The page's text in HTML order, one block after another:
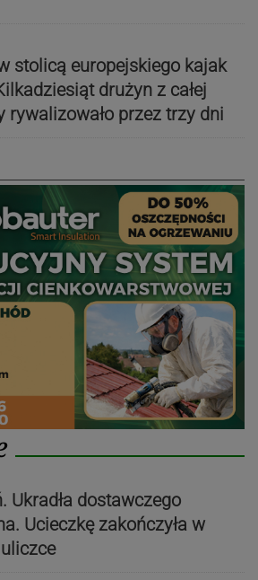
stolicą europejskiego kajak
drużyn z całej
rywalizowało przez trzy dni
Ukradła dostawczego
Ucieczkę zakończyła w